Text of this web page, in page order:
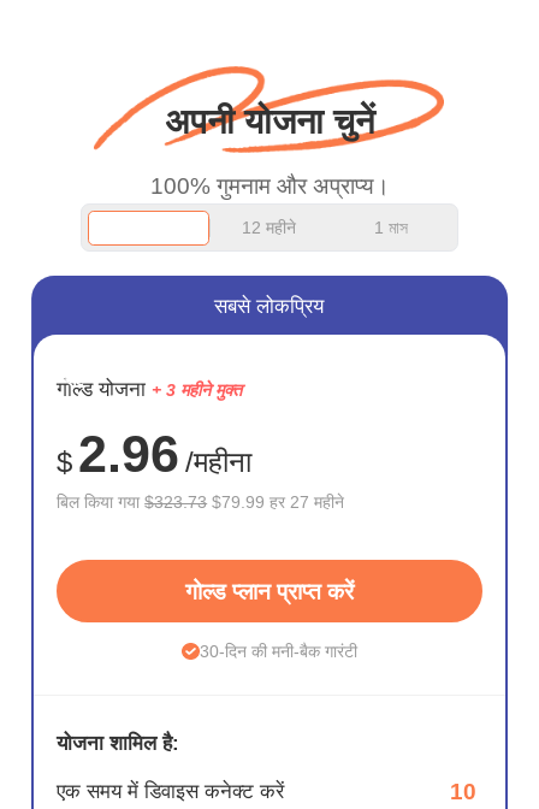
अपनी योजना चुनें
100% गुमनाम और अप्राप्य।
12 महीने 1 মাস
सहेजें
75%
सबसे लोकप्रिय
गोल्ड योजना + 3 महीने मुक्त
$ 2.96 /महीना
बिल किया गया$323.73 $79.99 हर 27 महीने
गोल्ड प्लान प्राप्त करें
30-दिन की मनी-बैक गारंटी
योजना शामिल है:
एक समय में डिवाइस कनेक्ट करें 10